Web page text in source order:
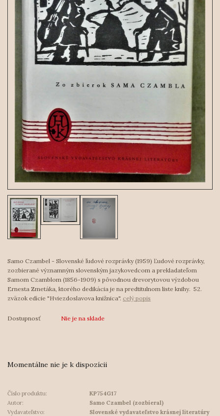
Samo Czambel - Slovenské ľudové rozprávky (1959) Ľudové rozprávky,
zozbierané významným slovenským jazykovedcom a prekladateľom
Samom Czamblom (1856-1909) s pôvodnou drevorytovou výzdobou
Ernesta Zmetáka, ktorého dedikácia je na predtitulnom liste knihy. 52.
zväzok edície "Hviezdoslavova knižnica". celý popis
Dostupnosť Nie je na sklade
Momentálne nie je k dispozícii
Číslo produktu:
KP754G17
Autor:
Samo Czambel (zozbieral)
Vydavateľstvo:
Slovenské vydavateľstvo krásnej literatúry